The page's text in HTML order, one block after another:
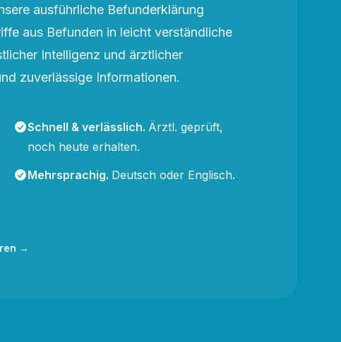
ausführliche Befunderklärung
aus Befunden in leicht verständliche
Intelligenz und ärztlicher
zuverlässige Informationen.
Schnell & verlässlich. Ärztl. geprüft,
noch heute erhalten.
Mehrsprachig. Deutsch oder Englisch.
→